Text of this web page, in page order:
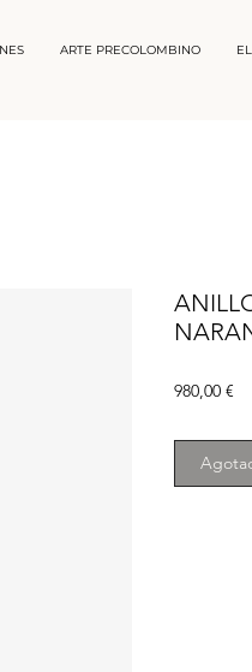
ARTE PRECOLOMBINO
980,00 €